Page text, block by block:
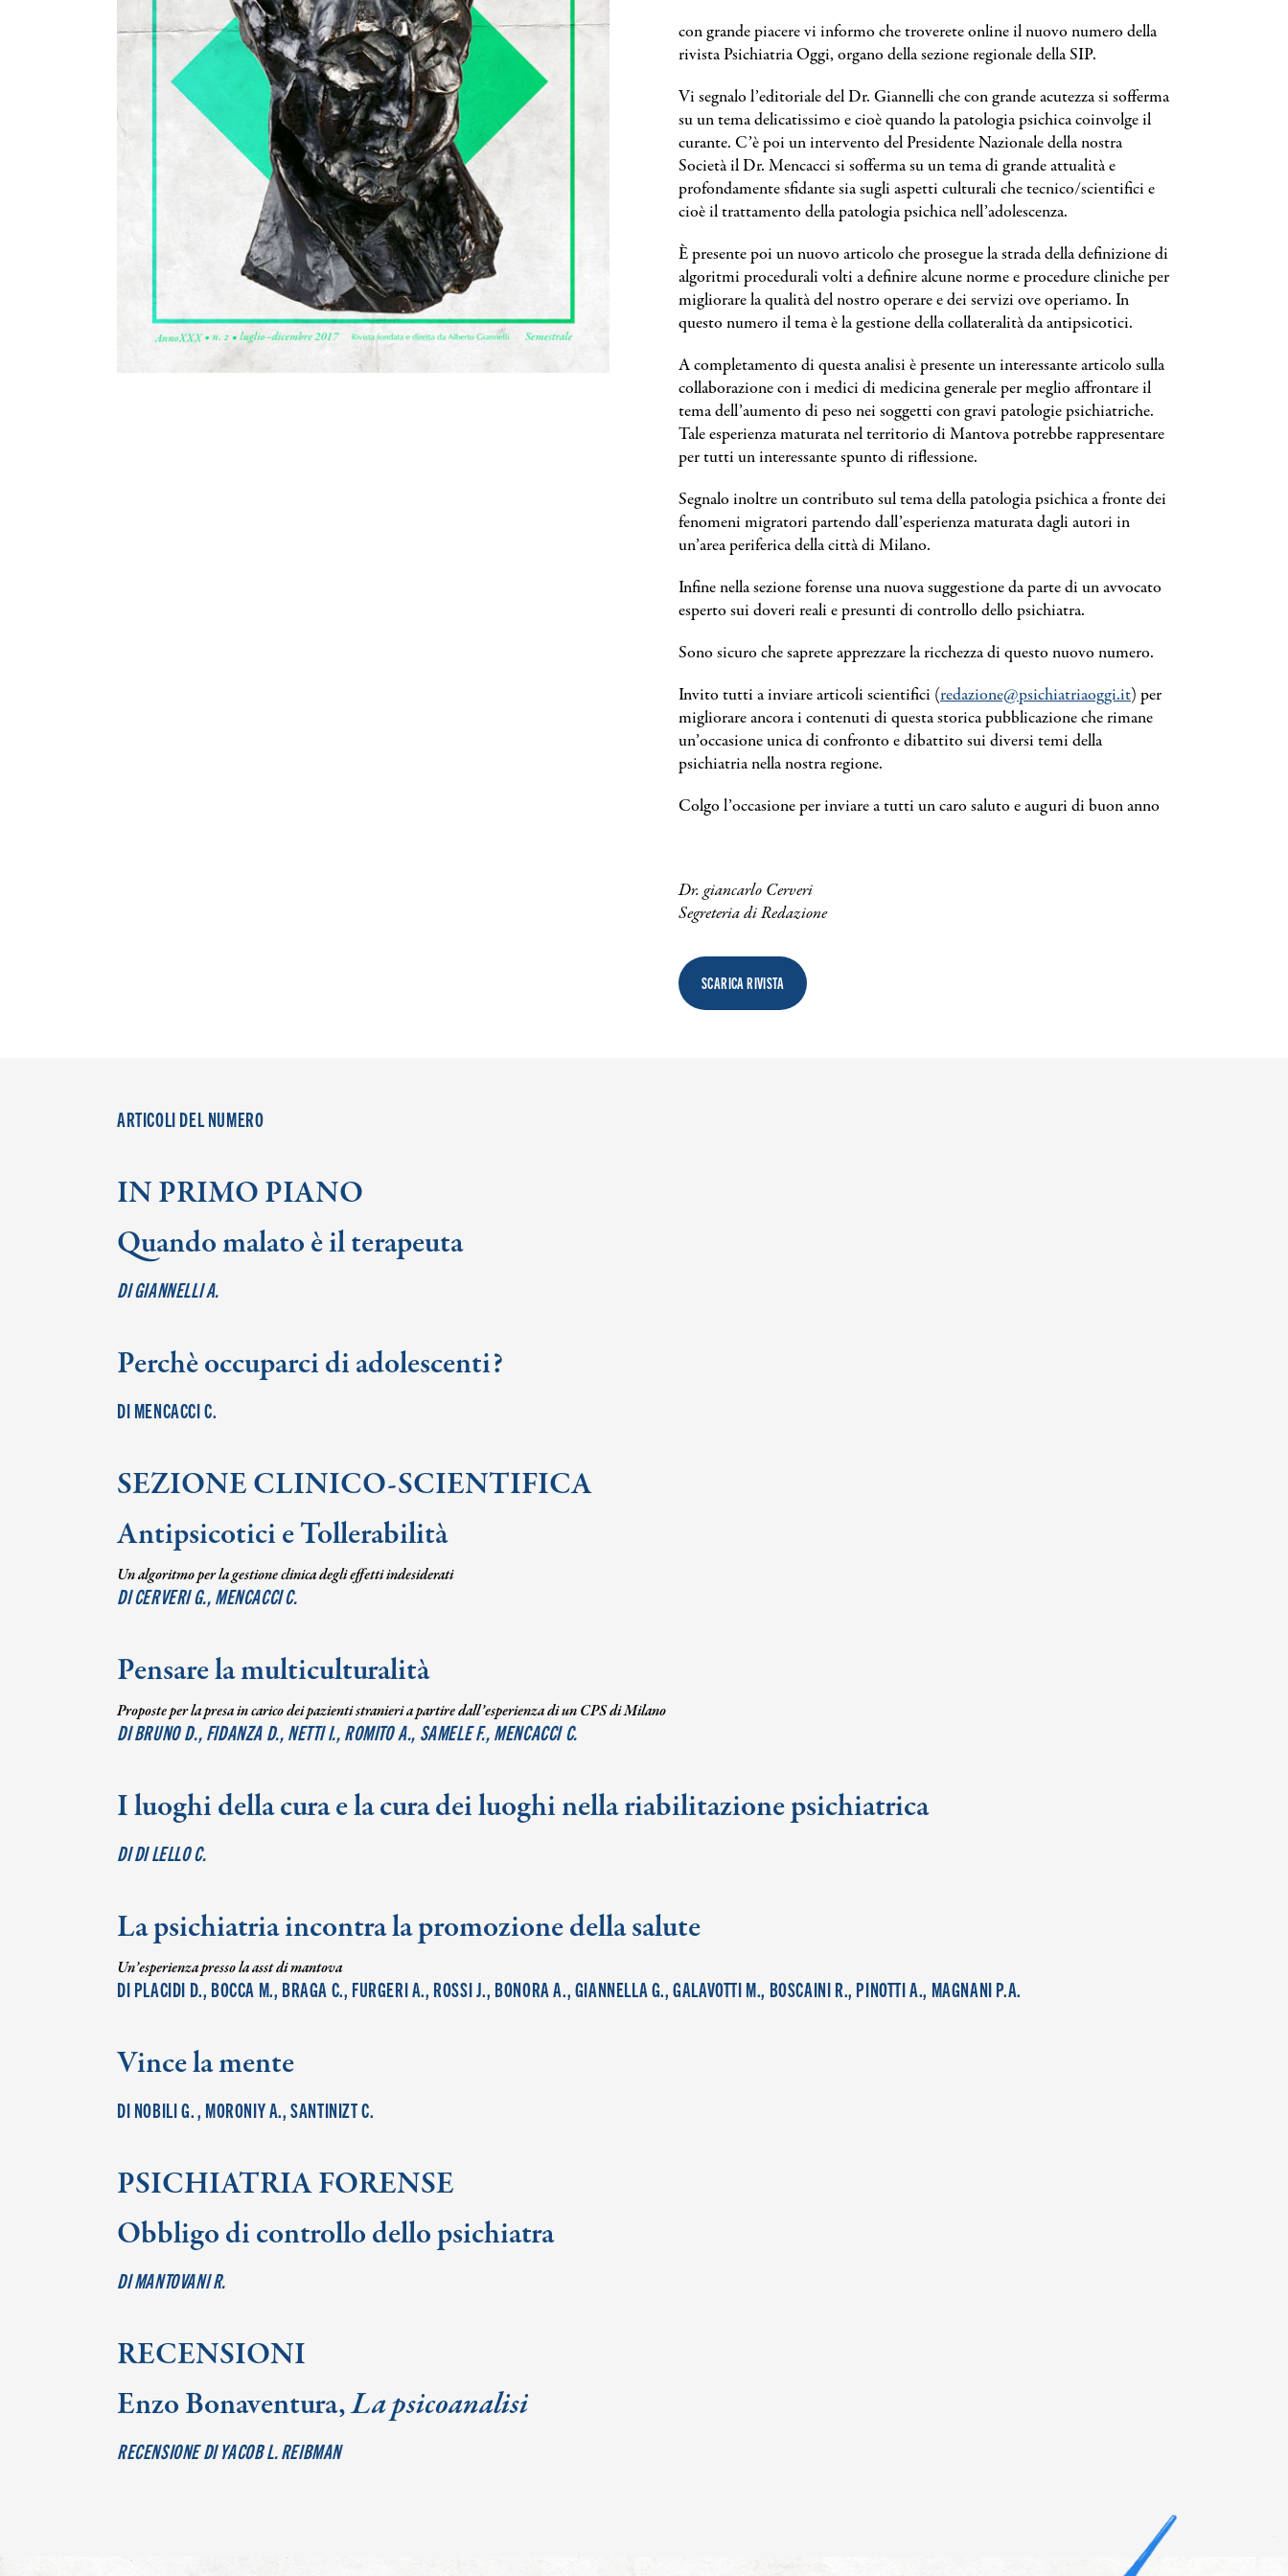
Rivista semestrale gratuita creata da
con grande piacere vi informo che troverete online il nuovo numero della
rivista Psichiatria Oggi, organo della sezione regionale della SIP.
Vi segnalo l’editoriale del Dr. Giannelli che con grande acutezza si sofferma
su un tema delicatissimo e cioè quando la patologia psichica coinvolge il
curante. C’è poi un intervento del Presidente Nazionale della nostra
Società il Dr. Mencacci si sofferma su un tema di grande attualità e
profondamente sfidante sia sugli aspetti culturali che tecnico/scientifici e
cioè il trattamento della patologia psichica nell’adolescenza.
È presente poi un nuovo articolo che prosegue la strada della definizione di
algoritmi procedurali volti a definire alcune norme e procedure cliniche per
migliorare la qualità del nostro operare e dei servizi ove operiamo. In
questo numero il tema è la gestione della collateralità da antipsicotici.
A completamento di questa analisi è presente un interessante articolo sulla
collaborazione con i medici di medicina generale per meglio affrontare il
tema dell’aumento di peso nei soggetti con gravi patologie psichiatriche.
Tale esperienza maturata nel territorio di Mantova potrebbe rappresentare
per tutti un interessante spunto di riflessione.
Segnalo inoltre un contributo sul tema della patologia psichica a fronte dei
fenomeni migratori partendo dall’esperienza maturata dagli autori in
un’area periferica della città di Milano.
Infine nella sezione forense una nuova suggestione da parte di un avvocato
esperto sui doveri reali e presunti di controllo dello psichiatra.
Sono sicuro che saprete apprezzare la ricchezza di questo nuovo numero.
Invito tutti a inviare articoli scientifici (redazione@psichiatriaoggi.it) per
migliorare ancora i contenuti di questa storica pubblicazione che rimane
un’occasione unica di confronto e dibattito sui diversi temi della
psichiatria nella nostra regione.
Colgo l’occasione per inviare a tutti un caro saluto e auguri di buon anno
Dr. giancarlo Cerveri
Segreteria di Redazione
SCARICA RIVISTA
ARTICOLI DEL NUMERO
IN PRIMO PIANO
Quando malato è il terapeuta
DI GIANNELLI A.
Perchè occuparci di adolescenti?
DI MENCACCI C.
SEZIONE CLINICO-SCIENTIFICA
Antipsicotici e Tollerabilità
Un algoritmo per la gestione clinica degli effetti indesiderati
DI CERVERI G., MENCACCI C.
Pensare la multiculturalità
Proposte per la presa in carico dei pazienti stranieri a partire dall’esperienza di un CPS di Milano
DI BRUNO D., FIDANZA D., NETTI I., ROMITO A., SAMELE F., MENCACCI C.
I luoghi della cura e la cura dei luoghi nella riabilitazione psichiatrica
DI DI LELLO C.
La psichiatria incontra la promozione della salute
Un’esperienza presso la asst di mantova
DI PLACIDI D., BOCCA M., BRAGA C., FURGERI A., ROSSI J., BONORA A., GIANNELLA G., GALAVOTTI M., BOSCAINI R., PINOTTI A., MAGNANI P.A.
Vince la mente
DI NOBILI G. , MORONIY A., SANTINIZT C.
PSICHIATRIA FORENSE
Obbligo di controllo dello psichiatra
DI MANTOVANI R.
RECENSIONI
Enzo Bonaventura,La psicoanalisi
RECENSIONE DI YACOB L. REIBMAN